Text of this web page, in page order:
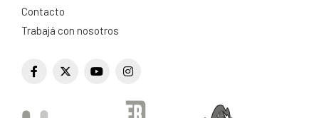
Contacto
Trabajá con nosotros